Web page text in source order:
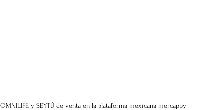
OMNILIFE y SEYTÚ de venta en la plataforma mexicana mercappy